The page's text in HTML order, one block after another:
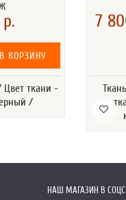
В КОРЗИНУ
Цвет ткани -
/
7
НАШ МАГАЗИН В